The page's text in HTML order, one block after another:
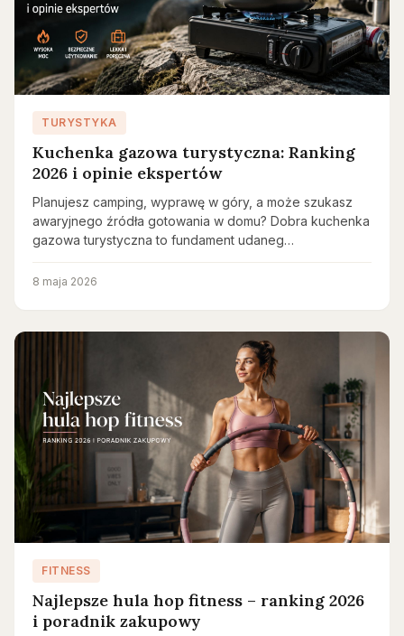
TURYSTYKA
Kuchenka gazowa turystyczna: Ranking
2026 i opinie ekspertów
Planujesz camping, wyprawę w góry, a może szukasz
awaryjnego źródła gotowania w domu? Dobra kuchenka
gazowa turystyczna to fundament udaneg…
8 maja 2026
FITNESS
Najlepsze hula hop fitness – ranking 2026
i poradnik zakupowy